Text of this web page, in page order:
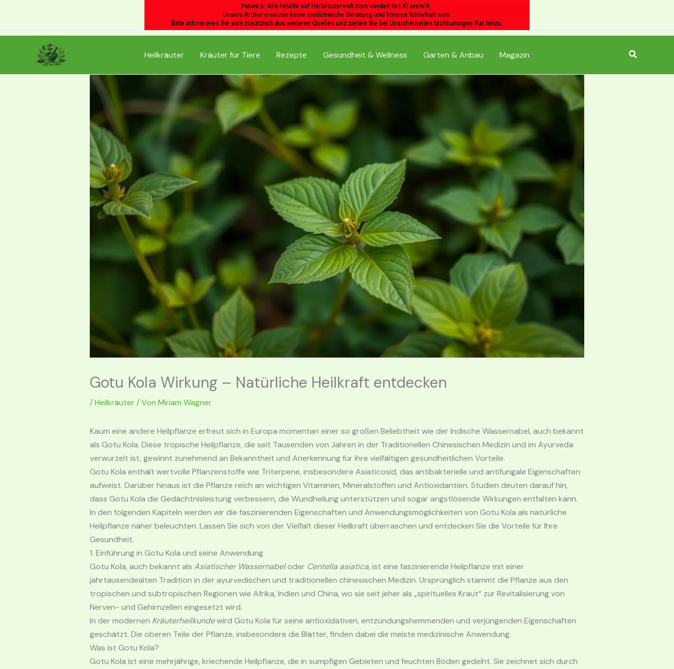
springen
Heilkräuter Kräuter für Tiere Rezepte Gesundheit & Wellness Garten & Anbau Magazin Suchen
Gotu Kola Wirkung – Natürliche Heilkraft entdecken
/Heilkräuter/ Von Miriam Wagner
Kaum eine andere Heilpflanze erfreut sich in Europa momentan einer so großen Beliebtheit wie der Indische Wassernabel, auch bekannt
als Gotu Kola. Diese tropische Heilpflanze, die seit Tausenden von Jahren in der Traditionellen Chinesischen Medizin und im Ayurveda
verwurzelt ist, gewinnt zunehmend an Bekanntheit und Anerkennung für ihre vielfältigen gesundheitlichen Vorteile.
Gotu Kola enthält wertvolle Pflanzenstoffe wie Triterpene, insbesondere Asiaticosid, das antibakterielle und antifungale Eigenschaften
aufweist. Darüber hinaus ist die Pflanze reich an wichtigen Vitaminen, Mineralstoffen und Antioxidantien. Studien deuten darauf hin,
dass Gotu Kola die Gedächtnisleistung verbessern, die Wundheilung unterstützen und sogar angstlösende Wirkungen entfalten kann.
In den folgenden Kapiteln werden wir die faszinierenden Eigenschaften und Anwendungsmöglichkeiten von Gotu Kola als natürliche
Heilpflanze näher beleuchten. Lassen Sie sich von der Vielfalt dieser Heilkraft überraschen und entdecken Sie die Vorteile für Ihre
Gesundheit.
1. Einführung in Gotu Kola und seine Anwendung
Gotu Kola, auch bekannt als Asiatischer Wassernabeloder Centella asiatica, ist eine faszinierende Heilpflanze mit einer
jahrtausendealten Tradition in der ayurvedischen und traditionellen chinesischen Medizin. Ursprünglich stammt die Pflanze aus den
tropischen und subtropischen Regionen wie Afrika, Indien und China, wo sie seit jeher als „spirituelles Kraut“ zur Revitalisierung von
Nerven- und Gehirnzellen eingesetzt wird.
In der modernen Kräuterheilkundewird Gotu Kola für seine antioxidativen, entzündungshemmenden und verjüngenden Eigenschaften
geschätzt. Die oberen Teile der Pflanze, insbesondere die Blätter, finden dabei die meiste medizinische Anwendung.
Was ist Gotu Kola?
Gotu Kola ist eine mehrjährige, kriechende Heilpflanze, die in sumpfigen Gebieten und feuchten Böden gedeiht. Sie zeichnet sich durch